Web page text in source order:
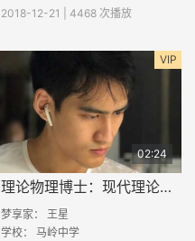
2018-12-21 | 4468 次播放
VIP
02:24
理论物理博士：现代理论物理研究什么？
梦享家： 王星
学校： 马岭中学